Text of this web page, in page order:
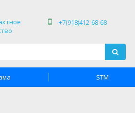
+7(918)412-68-68
STM